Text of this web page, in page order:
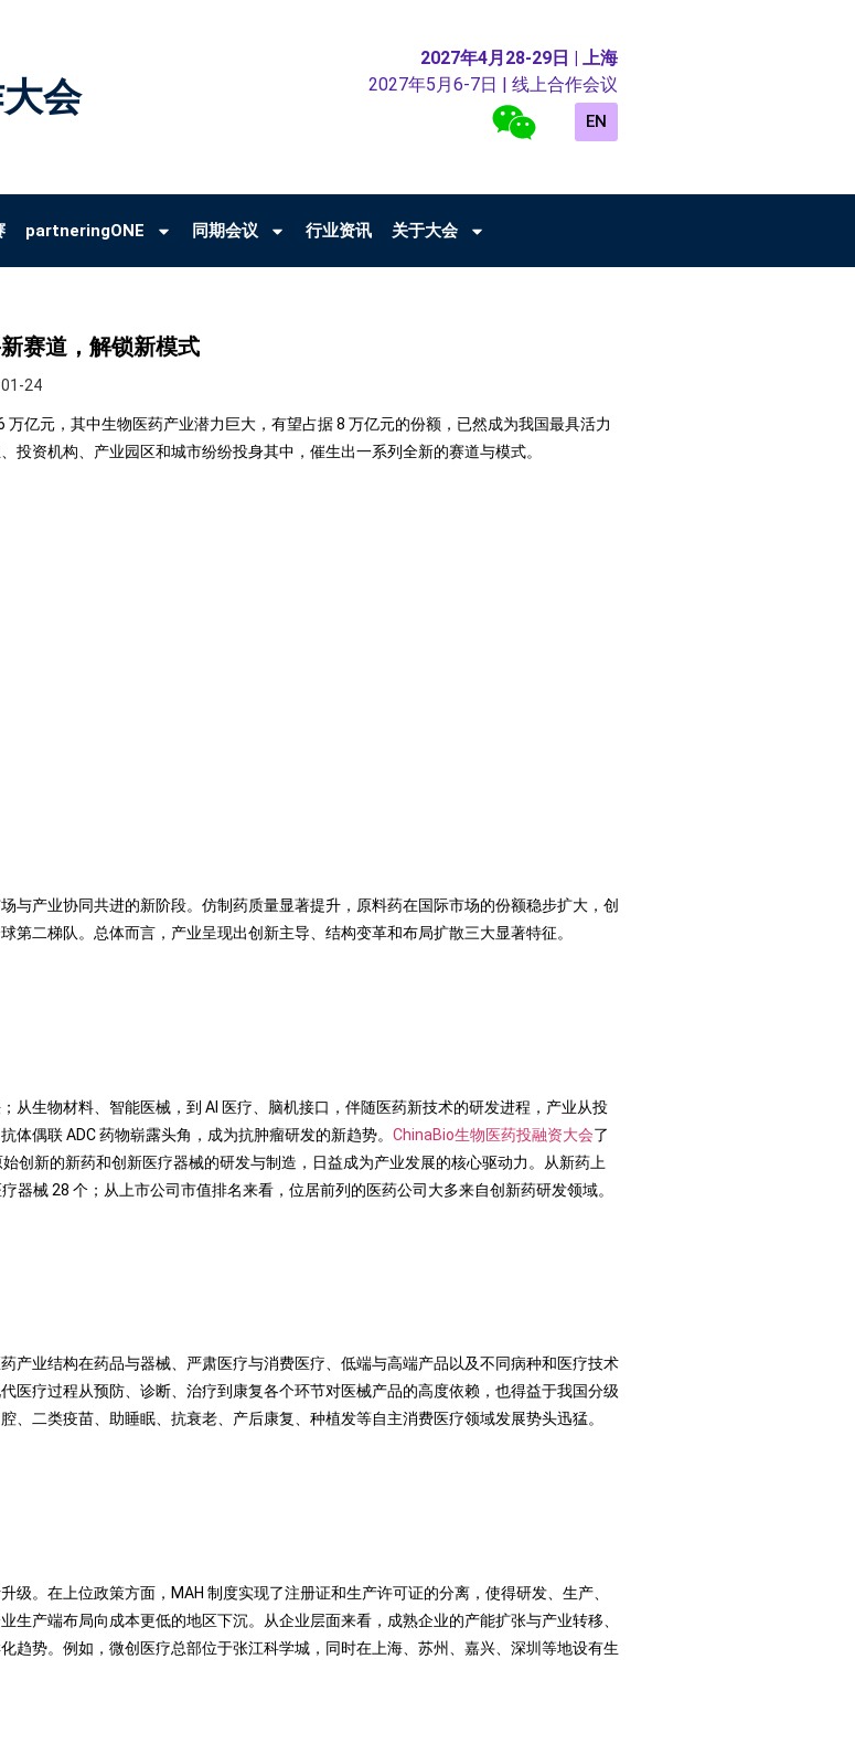
会
2027年4月28-29日 | 上海
2027年5月6-7日 | 线上合作会议
EN
partneringONE 同期会议 行业资讯 关于大会
赛道，解锁新模式
24
亿元，其中生物医药产业潜力巨大，有望占据 8 万亿元的份额，已然成为我国最具活力
资机构、产业园区和城市纷纷投身其中，催生出一系列全新的赛道与模式。
产业协同共进的新阶段。仿制药质量显著提升，原料药在国际市场的份额稳步扩大，创
二梯队。总体而言，产业呈现出创新主导、结构变革和布局扩散三大显著特征。
生物材料、智能医械，到 AI 医疗、脑机接口，伴随医药新技术的研发进程，产业从投
偶联 ADC 药物崭露头角，成为抗肿瘤研发的新趋势。 ChinaBio生物医药投融资大会了
创新的新药和创新医疗器械的研发与制造，日益成为产业发展的核心驱动力。从新药上
械 28 个；从上市公司市值排名来看，位居前列的医药公司大多来自创新药研发领域。
业结构在药品与器械、严肃医疗与消费医疗、低端与高端产品以及不同病种和医疗技术
疗过程从预防、诊断、治疗到康复各个环节对医械产品的高度依赖，也得益于我国分级
二类疫苗、助睡眠、抗衰老、产后康复、种植发等自主消费医疗领域发展势头迅猛。
。在上位政策方面，MAH 制度实现了注册证和生产许可证的分离，使得研发、生产、
产端布局向成本更低的地区下沉。从企业层面来看，成熟企业的产能扩张与产业转移、
势。例如，微创医疗总部位于张江科学城，同时在上海、苏州、嘉兴、深圳等地设有生